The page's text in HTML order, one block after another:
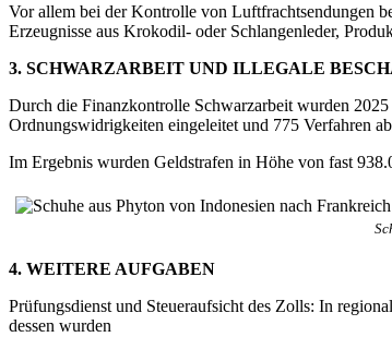
Vor allem bei der Kontrolle von Luftfrachtsendungen
Erzeugnisse aus Krokodil- oder Schlangenleder,
3. SCHWARZARBEIT UND ILLEGALE
Durch die Finanzkontrolle Schwarzarbeit wurden
Ordnungswidrigkeiten eingeleitet und 775 Verfahren
Im Ergebnis wurden Geldstrafen in Höhe von fast
4. WEITERE AUFGABEN
Prüfungsdienst und Steueraufsicht des Zolls: In
dessen wurden